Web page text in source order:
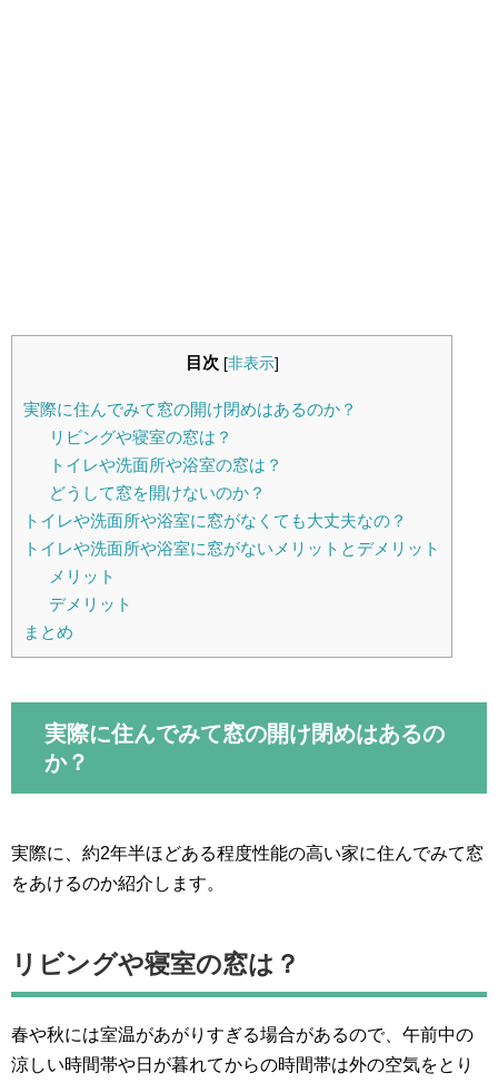
目次 [非表示]
実際に住んでみて窓の開け閉めはあるのか？
リビングや寝室の窓は？
トイレや洗面所や浴室の窓は？
どうして窓を開けないのか？
トイレや洗面所や浴室に窓がなくても大丈夫なの？
トイレや洗面所や浴室に窓がないメリットとデメリット
メリット
デメリット
まとめ
実際に住んでみて窓の開け閉めはあるの
か？
実際に、約2年半ほどある程度性能の高い家に住んでみて窓
をあけるのか紹介します。
リビングや寝室の窓は？
春や秋には室温があがりすぎる場合があるので、午前中の
涼しい時間帯や日が暮れてからの時間帯は外の空気をとり